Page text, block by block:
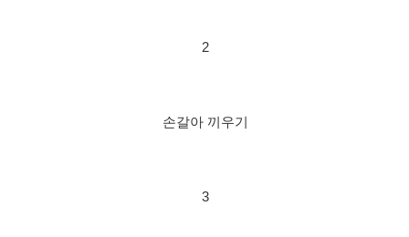
2
손갈아 끼우기
3